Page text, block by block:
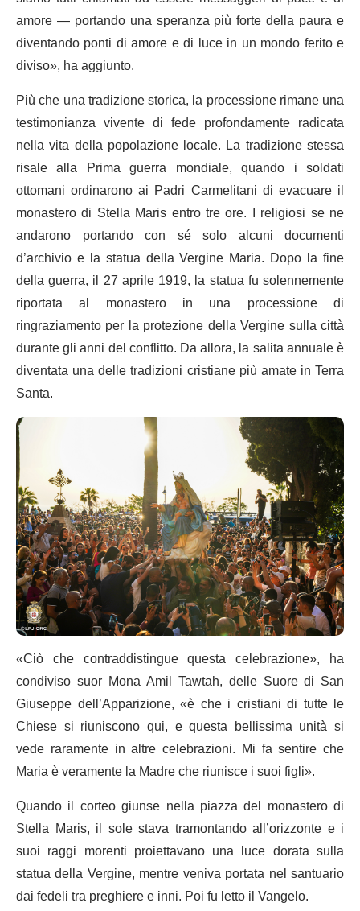
amore — portando una speranza più forte della paura e
diventando ponti di amore e di luce in un mondo ferito e
diviso», ha aggiunto.
Più che una tradizione storica, la processione rimane una
testimonianza vivente di fede profondamente radicata
nella vita della popolazione locale. La tradizione stessa
risale alla Prima guerra mondiale, quando i soldati
ottomani ordinarono ai Padri Carmelitani di evacuare il
monastero di Stella Maris entro tre ore. I religiosi se ne
andarono portando con sé solo alcuni documenti
d’archivio e la statua della Vergine Maria. Dopo la fine
della guerra, il 27 aprile 1919, la statua fu solennemente
riportata al monastero in una processione di
ringraziamento per la protezione della Vergine sulla città
durante gli anni del conflitto. Da allora, la salita annuale è
diventata una delle tradizioni cristiane più amate in Terra
Santa.
«Ciò che contraddistingue questa celebrazione», ha
condiviso suor Mona Amil Tawtah, delle Suore di San
Giuseppe dell’Apparizione, «è che i cristiani di tutte le
Chiese si riuniscono qui, e questa bellissima unità si
vede raramente in altre celebrazioni. Mi fa sentire che
Maria è veramente la Madre che riunisce i suoi figli».
Quando il corteo giunse nella piazza del monastero di
Stella Maris, il sole stava tramontando all’orizzonte e i
suoi raggi morenti proiettavano una luce dorata sulla
statua della Vergine, mentre veniva portata nel santuario
dai fedeli tra preghiere e inni. Poi fu letto il Vangelo.